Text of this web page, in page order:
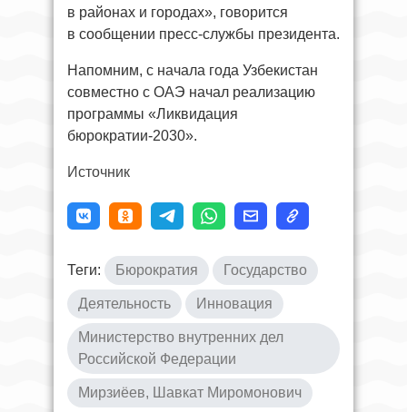
в районах и городах», говорится
в сообщении пресс-службы президента.
Напомним, с начала года Узбекистан
совместно с ОАЭ начал реализацию
программы «Ликвидация
бюрократии-2030».
Источник
Теги: Бюрократия Государство
Деятельность Инновация
Министерство внутренних дел
Российской Федерации
Мирзиёев, Шавкат Миромонович